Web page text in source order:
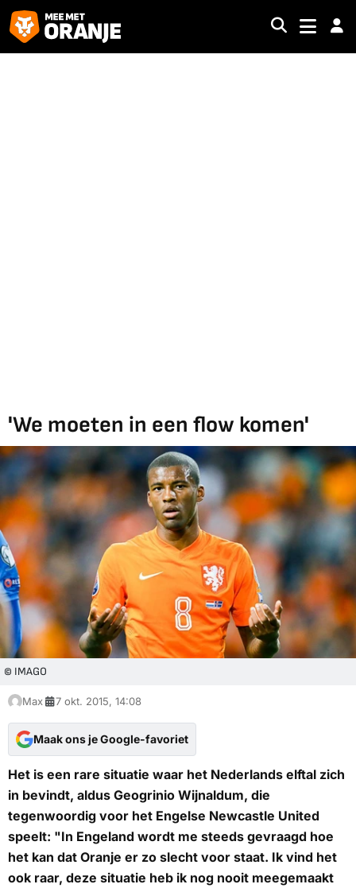
'We moeten in een flow komen'
© IMAGO
Max 7 okt. 2015, 14:08
Maak ons je Google-favoriet
Het is een rare situatie waar het Nederlands elftal zich
in bevindt, aldus Geogrinio Wijnaldum, die
tegenwoordig voor het Engelse Newcastle United
speelt: "In Engeland wordt me steeds gevraagd hoe
het kan dat Oranje er zo slecht voor staat. Ik vind het
ook raar, deze situatie heb ik nog nooit meegemaakt